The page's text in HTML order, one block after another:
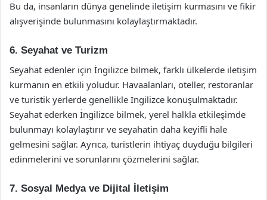
Bu da, insanların dünya genelinde iletişim kurmasını ve fikir
alışverişinde bulunmasını kolaylaştırmaktadır.
6. Seyahat ve Turizm
Seyahat edenler için İngilizce bilmek, farklı ülkelerde iletişim
kurmanın en etkili yoludur. Havaalanları, oteller, restoranlar
ve turistik yerlerde genellikle İngilizce konuşulmaktadır.
Seyahat ederken İngilizce bilmek, yerel halkla etkileşimde
bulunmayı kolaylaştırır ve seyahatin daha keyifli hale
gelmesini sağlar. Ayrıca, turistlerin ihtiyaç duyduğu bilgileri
edinmelerini ve sorunlarını çözmelerini sağlar.
7. Sosyal Medya ve Dijital İletişim